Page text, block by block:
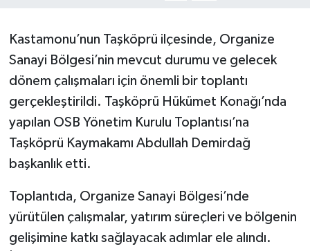
Kastamonu’nun Taşköprü ilçesinde, Organize
Sanayi Bölgesi’nin mevcut durumu ve gelecek
dönem çalışmaları için önemli bir toplantı
gerçekleştirildi. Taşköprü Hükümet Konağı’nda
yapılan OSB Yönetim Kurulu Toplantısı’na
Taşköprü Kaymakamı Abdullah Demirdağ
başkanlık etti.
Toplantıda, Organize Sanayi Bölgesi’nde
yürütülen çalışmalar, yatırım süreçleri ve bölgenin
gelişimine katkı sağlayacak adımlar ele alındı.
Merkez Haberleri
Pınarbaşı Haberleri
Şenpazar Haberleri
Seydiler Haberleri
Taşköprü Haberleri
Tosya Haberleri